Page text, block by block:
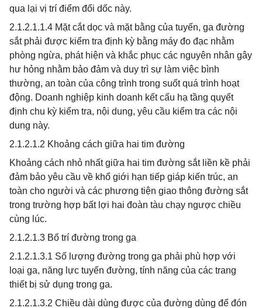
qua lại vị trí điểm đổi dốc này.
2.1.2.1.1.4 Mặt cắt dọc và mặt bằng của tuyến, ga đường
sắt phải được kiểm tra định kỳ bằng máy đo đạc nhằm
phòng ngừa, phát hiện và khắc phục các nguyên nhân gây
hư hỏng nhằm bảo đảm và duy trì sự làm việc bình
thường, an toàn của công trình trong suốt quá trình hoạt
động. Doanh nghiệp kinh doanh kết cấu hạ tầng quyết
định chu kỳ kiểm tra, nội dung, yêu cầu kiểm tra các nội
dung này.
2.1.2.1.2 Khoảng cách giữa hai tim đường
Khoảng cách nhỏ nhất giữa hai tim đường sắt liền kề phải
đảm bảo yêu cầu về khổ giới hạn tiếp giáp kiến trúc, an
toàn cho người và các phương tiện giao thông đường sắt
trong trường hợp bất lợi hai đoàn tàu chạy ngược chiều
cùng lúc.
2.1.2.1.3 Bố trí đường trong ga
2.1.2.1.3.1 Số lượng đường trong ga phải phù hợp với
loại ga, năng lực tuyến đường, tính năng của các trang
thiết bị sử dụng trong ga.
2.1.2.1.3.2 Chiều dài dùng được của đường dùng để đón